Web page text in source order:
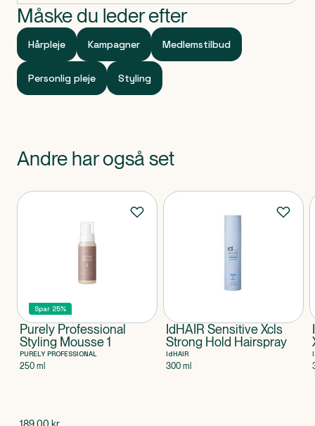
BETAINE, BUTANE, ALOE BARBADENSIS LEAF
JUICE, PHENOXYETHANOL,
ETHYLHEXYLGLYCERIN, CITRIC ACID, SODIUM
BENZOATE, POTASSIUM SORBATE
Klassificeret som
Produktet er et kosmetisk produkt.
Måske du leder efter
Hårpleje Kampagner Medlemstilbud
Personlig pleje Styling
Andre har også set
Produkter
Spar 25%
Purely Professional
Styling Mousse 1
PURELY PROFESSIONAL
250 ml
$gammel pris
IdHAIR Sensitive Xcls
Strong Hold Hairspray
IdHAIR
300 ml